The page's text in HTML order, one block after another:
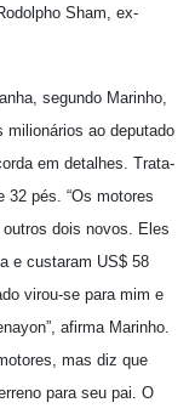
Sham, ex-
segundo Marinho,
ao deputado
em detalhes. Trata-
32 pés. “Os motores
dois novos. Eles
e custaram US$ 58
virou-se para mim e
afirma Marinho.
mas diz que
para seu pai. O